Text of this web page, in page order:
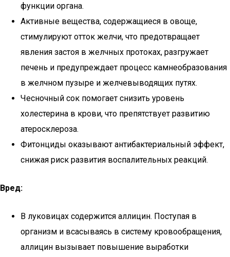
функции органа.
Активные вещества, содержащиеся в овоще,
стимулируют отток желчи, что предотвращает
явления застоя в желчных протоках, разгружает
печень и предупреждает процесс камнеобразования
в желчном пузыре и желчевыводящих путях.
Чесночный сок помогает снизить уровень
холестерина в крови, что препятствует развитию
атеросклероза.
Фитонциды оказывают антибактериальный эффект,
снижая риск развития воспалительных реакций.
Вред:
В луковицах содержится аллицин. Поступая в
организм и всасываясь в систему кровообращения,
аллицин вызывает повышение выработки